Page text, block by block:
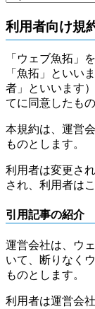
利用者向け規
「ウェブ魚拓」
「魚拓」といい
者」といいます
てに同意したも
本規約は、運営
ものとします。
利用者は変更さ
され、利用者は
引用記事の紹介
運営会社は、ウ
いて、断りなく
ものとします。
利用者は運営会